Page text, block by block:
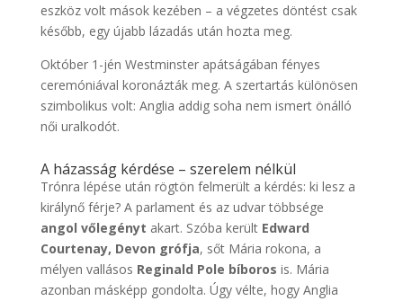
eszköz volt mások kezében – a végzetes döntést csak
később, egy újabb lázadás után hozta meg.
Október 1-jén Westminster apátságában fényes
ceremóniával koronázták meg. A szertartás különösen
szimbolikus volt: Anglia addig soha nem ismert önálló
női uralkodót.
A házasság kérdése – szerelem nélkül
Trónra lépése után rögtön felmerült a kérdés: ki lesz a
királynő férje? A parlament és az udvar többsége
angol vőlegényt akart. Szóba került Edward
Courtenay, Devon grófja, sőt Mária rokona, a
mélyen vallásos Reginald Pole bíboros is. Mária
azonban másképp gondolta. Úgy vélte, hogy Anglia